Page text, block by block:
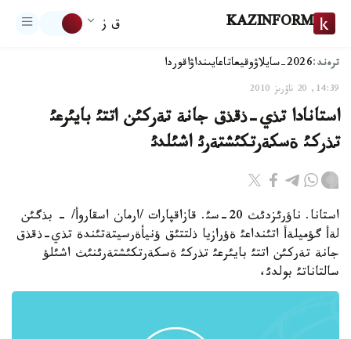
KAZINFORM ق ز
ترەند:2026-سايلاۋ وقيعاتاعايىنداۋاقوردا
14:39, 20 ناۋرىز 2010
استانادا تذي-ذقذق جانة تةركئن اتتئ بايئرعئ
تذركئ ةسكةرتكئشتةرئ اشئلدئ
استانا. ناؤرئزدئث 20-سئ. قازاقپارات /ارمان اسقاروأ/ - بذگئن
لةأ گؤميلةأ اتئنداعئ ةؤرازيا ذلتتئق ؤنيأةرسيتةتئندة تذي-ذقذق
جانة تةركئن اتتئ بايئرعئ تذركئ ةسكةرتكئشتةرئنئث اشئلؤ
سالتاناتئ بولدئ،